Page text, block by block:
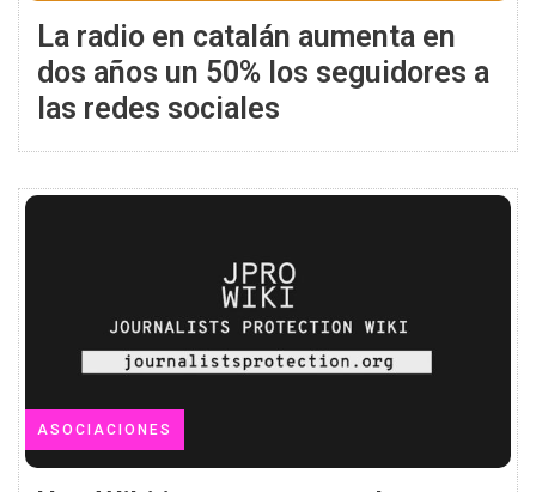
La radio en catalán aumenta en
dos años un 50% los seguidores a
las redes sociales
ASOCIACIONES